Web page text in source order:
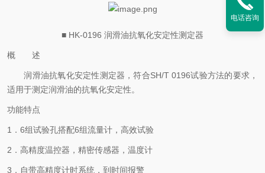
■ HK-0196 润滑油抗氧化安定性测定器
概 述
润滑油抗氧化安定性测定器，符合SH/T 0196试验方法的要求，
适用于测定润滑油的抗氧化安定性。
功能特点
1．6组试验孔搭配6组流量计，高效试验
2．高精度温控器，精密传感器，温度计
3．自带高精度计时系统，到时间报警
电话咨询